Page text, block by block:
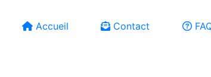
Accueil Contact